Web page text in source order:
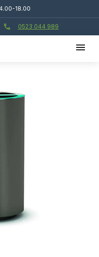
18.00
call 0523 044 989